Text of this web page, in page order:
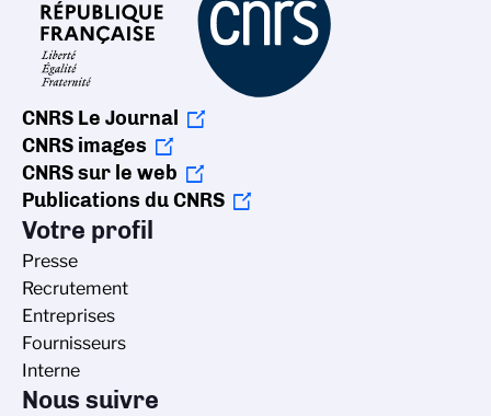
CNRS Le Journal
CNRS images
CNRS sur le web
Publications du CNRS
Votre profil
Presse
Recrutement
Entreprises
Fournisseurs
Interne
Nous suivre